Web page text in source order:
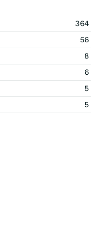
364
56
8
6
5
5